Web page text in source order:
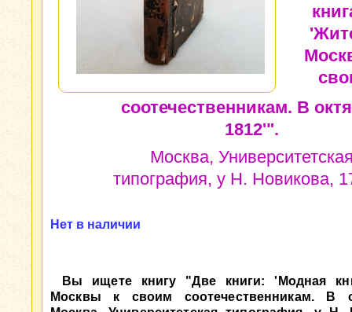
соотечественникам. В
1812'".
Москва,
типография, у Н. Новикова,
Нет в наличии
Вы ищете книгу "Две книги: 'Модная
Москвы к своим соотечественникам. В